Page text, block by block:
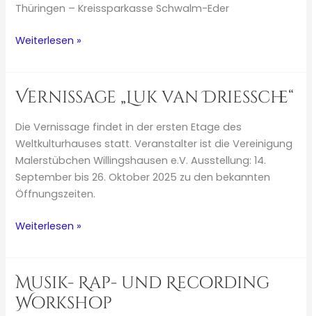
Thüringen – Kreissparkasse Schwalm-Eder
Inka
in
die
Zugluft“
Weiterlesen »
Vernissage „Luk van Driessche“
Die Vernissage findet in der ersten Etage des
Weltkulturhauses statt. Veranstalter ist die Vereinigung
Malerstübchen Willingshausen e.V. Ausstellung: 14.
September bis 26. Oktober 2025 zu den bekannten
Öffnungszeiten.
Vernissage
Driessche“
Weiterlesen »
Musik- Rap- und Recording
Workshop